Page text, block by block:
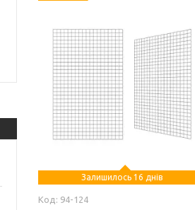
Залишилось 16 днів
94-124